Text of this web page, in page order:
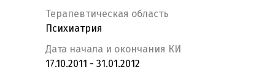
Терапевтическая область
Психиатрия
Дата начала и окончания КИ
17.10.2011 - 31.01.2012